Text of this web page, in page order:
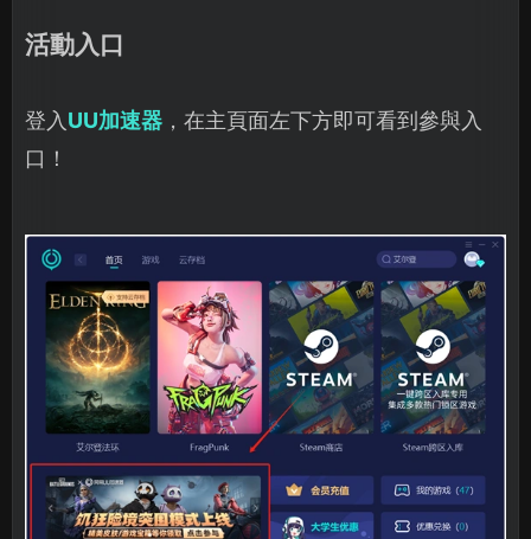
活動入口
登入 UU加速器 ，在主頁面左下方即可看到參與入
口！